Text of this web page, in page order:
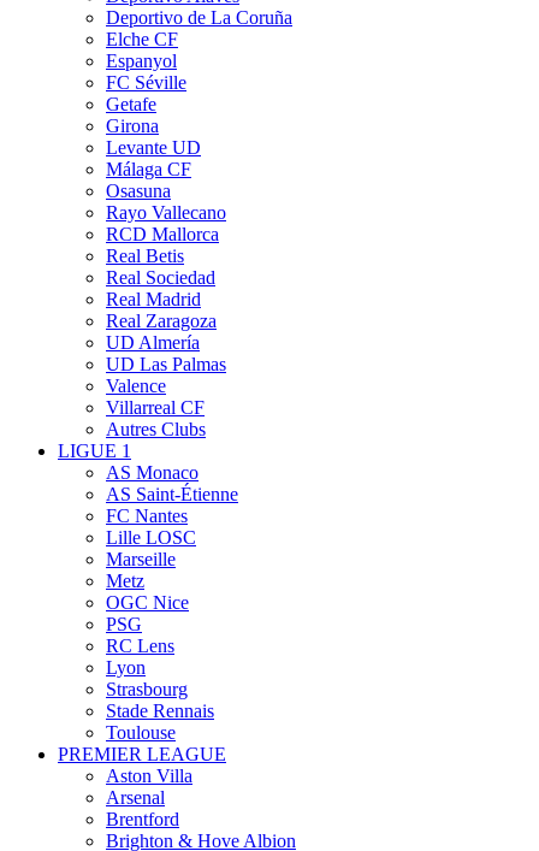
Deportivo de La Coruña
Elche CF
Espanyol
FC Séville
Getafe
Girona
Levante UD
Málaga CF
Osasuna
Rayo Vallecano
RCD Mallorca
Real Betis
Real Sociedad
Real Madrid
Real Zaragoza
UD Almería
UD Las Palmas
Valence
Villarreal CF
Autres Clubs
LIGUE 1
AS Monaco
AS Saint-Étienne
FC Nantes
Lille LOSC
Marseille
Metz
OGC Nice
PSG
RC Lens
Lyon
Strasbourg
Stade Rennais
Toulouse
PREMIER LEAGUE
Aston Villa
Arsenal
Brentford
Brighton & Hove Albion